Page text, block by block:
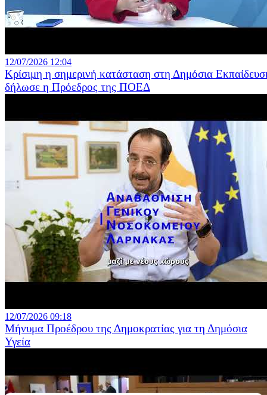
12/07/2026 12:04
Κρίσιμη η σημερινή κατάσταση στη Δημόσια
δήλωσε η Πρόεδρος της ΠΟΕΔ
12/07/2026 09:18
Μήνυμα Προέδρου της Δημοκρατίας για τη Δημόσια
Υγεία